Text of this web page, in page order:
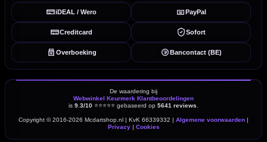
iDEAL / Wero PayPal
Creditcard Sofort
Overboeking Bancontact (BE)
De waardering bij
Webwinkel Keurmerk Klantbeoordelingen
is 9.3/10 ⭐⭐⭐⭐⭐ gebaseerd op 5641 reviews
Copyright © 2016-2026 Mcdartshop.nl | KvK 66339332 | Algemene voorwaarden |
Privacy| Cookies